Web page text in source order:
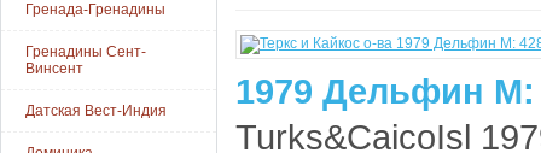
Гренада-Гренадины
Гренадины Сент-
Винсент
Датская Вест-Индия
1979 Дельфин М:
Turks&CaicoIsl